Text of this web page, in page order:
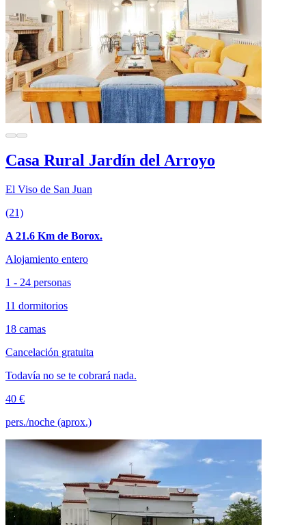
Casa Rural Jardín del Arroyo
El Viso de San Juan
(21)
A 21.6 Km de Borox.
Alojamiento entero
1 - 24 personas
11 dormitorios
18 camas
Cancelación gratuita
Todavía no se te cobrará nada.
40 €
pers./noche (aprox.)